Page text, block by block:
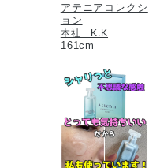
アテニアコレクシ
ョン
本社 K.K
161cm